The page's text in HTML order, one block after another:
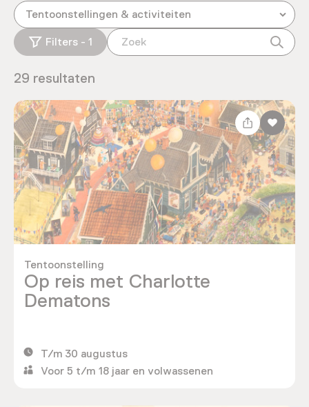
Tentoonstellingen & activiteiten
Filters - 1
29 resultaten
Op reis met Charlotte
Dematons
Tentoonstelling
T/m 30 augustus
Voor 5 t/m 18 jaar en volwassenen